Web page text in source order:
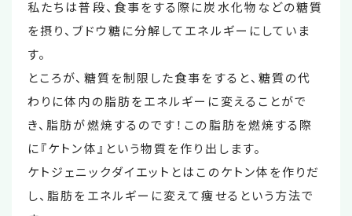
私たちは普段、食事をする際に炭水化物などの糖質
を摂り、ブドウ糖に分解してエネルギーにしていま
す。
ところが、糖質を制限した食事をすると、糖質の代
わりに体内の脂肪をエネルギーに変えることがで
き、脂肪が燃焼するのです！この脂肪を燃焼する際
に『ケトン体』という物質を作り出します。
ケトジェニックダイエットとはこのケトン体を作りだ
し、脂肪をエネルギーに変えて痩せるという方法で